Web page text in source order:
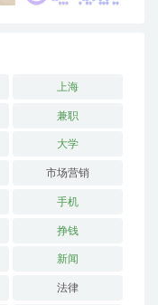
上海
兼职
大学
市场营销
手机
挣钱
新闻
法律